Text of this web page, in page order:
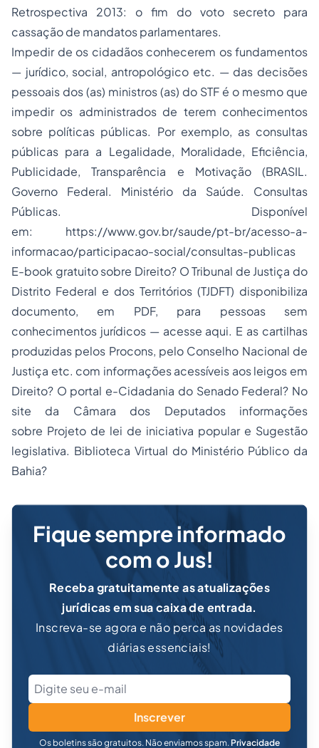
Retrospectiva 2013: o fim do voto secreto para
cassação de mandatos parlamentares.
Impedir de os cidadãos conhecerem os fundamentos
— jurídico, social, antropológico etc. — das decisões
pessoais dos (as) ministros (as) do STF é o mesmo que
impedir os administrados de terem conhecimentos
sobre políticas públicas. Por exemplo, as consultas
públicas para a Legalidade, Moralidade, Eficiência,
Publicidade, Transparência e Motivação(BRASIL.
Governo Federal. Ministério da Saúde. Consultas
Públicas. Disponível
em: https://www.gov.br/saude/pt-br/acesso-a-
informacao/participacao-social/consultas-publicas
E-book gratuito sobre Direito? O Tribunal de Justiça do
Distrito Federal e dos Territórios (TJDFT) disponibiliza
documento, em PDF, para pessoas sem
conhecimentos jurídicos — acesse aqui. E as cartilhas
produzidas pelos Procons, pelo Conselho Nacional de
Justiça etc. com informações acessíveis aos leigos em
Direito? O portal e-Cidadania do Senado Federal? No
site da Câmara dos Deputados informações
sobre Projeto de lei de iniciativa popular e Sugestão
legislativa. Biblioteca Virtual do Ministério Público da
Bahia?
Fique sempre informado
com o Jus!
Receba gratuitamente as atualizações
jurídicas em sua caixa de entrada.
Inscreva-se agora e não perca as novidades
diárias essenciais!
Inscrever
Os boletins são gratuitos. Não enviamos spam. Privacidade